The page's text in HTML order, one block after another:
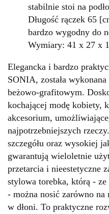
stabilnie stoi na
Długość rączek 65
bardzo wygodny do
Wymiary: 41 x 27 x
Elegancka i bardzo
SONIA, została
beżowo-grafitowym.
kochającej modę kobiety,
akcesorium,
najpotrzebniejszych
szczegółu oraz wysokiej
gwarantują wieloletnie
przetarcia i nieestetyczne
stylowa torebka, którą -
- można nosić zarówno
w dłoni. To praktyczne